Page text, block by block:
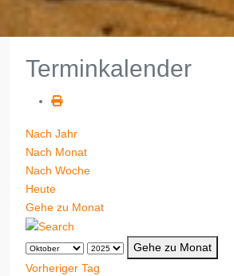
Terminkalender
Nach Jahr
Nach Monat
Nach Woche
Heute
Gehe zu Monat
Gehe zu Monat
Vorheriger Tag